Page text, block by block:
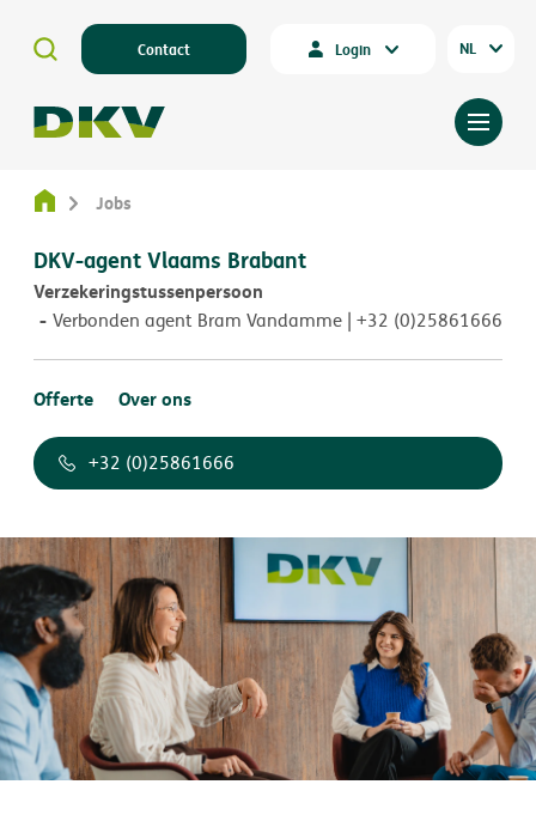
Contact Login NL
DKV-agent Vlaams Brabant
Verzekeringstussenpersoon
Verbonden agent Bram Vandamme | +32 (0)25861666
Offerte Over ons
+32 (0)25861666
Jobs